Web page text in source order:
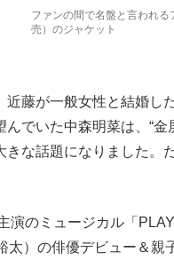
ファンの間で名盤と言われ
売）のジャケット
近藤が一般女性と結婚し
でいた中森明菜は、“
きな話題になりました。
のミュージカル「
太）の俳優デビュー＆